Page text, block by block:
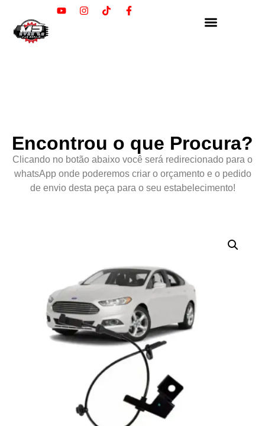
Encontrou o que Procura?
Clicando no botão abaixo você será redirecionado para o
whatsApp onde poderemos criar o orçamento e o pedido
de envio desta peça para o seu estabelecimento!